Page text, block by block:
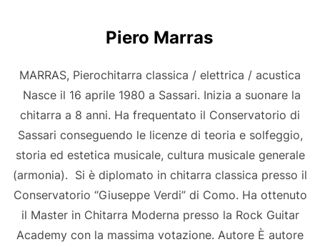
Piero Marras
MARRAS, Pierochitarra classica / elettrica / acustica
Nasce il 16 aprile 1980 a Sassari. Inizia a suonare la
chitarra a 8 anni. Ha frequentato il Conservatorio di
Sassari conseguendo le licenze di teoria e solfeggio,
storia ed estetica musicale, cultura musicale generale
(armonia). Si è diplomato in chitarra classica presso il
Conservatorio “Giuseppe Verdi” di Como. Ha ottenuto
il Master in Chitarra Moderna presso la Rock Guitar
Academy con la massima votazione. Autore È autore